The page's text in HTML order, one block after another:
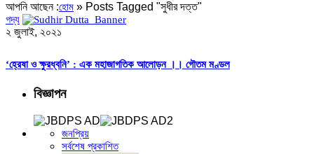
আপনি আছেন :হোম » Posts Tagged "সুধীর দত্ত"
গদ্য
২ জুলাই, ২০২১
‘হ্রেষা ও ক্ষুরধ্বনি’ : এক মহাজাগতিক আলোড়ন ।। গৌতম মণ্ডল
বিজ্ঞাপন
জনপ্রিয়
সর্বশেষ প্রকাশিত